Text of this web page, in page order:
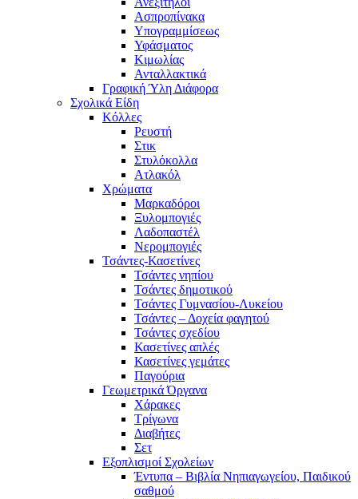
Ασπροπίνακα
Υπογραμμίσεως
Υφάσματος
Κιμωλίας
Ανταλλακτικά
Γραφική Ύλη Διάφορα
Σχολικά Είδη
Κόλλες
Ρευστή
Στικ
Στυλόκολλα
Ατλακόλ
Χρώματα
Μαρκαδόροι
Ξυλομπογιές
Λαδοπαστέλ
Νερομπογιές
Τσάντες-Κασετίνες
Τσάντες νηπίου
Τσάντες δημοτικού
Τσάντες Γυμνασίου-Λυκείου
Τσάντες – Δοχεία φαγητού
Τσάντες σχεδίου
Κασετίνες απλές
Κασετίνες γεμάτες
Παγούρια
Γεωμετρικά Όργανα
Χάρακες
Τρίγωνα
Διαβήτες
Σετ
Εξοπλισμοί Σχολείων
Έντυπα – Βιβλία Νηπιαγωγείου, Παιδικού
σαθμού